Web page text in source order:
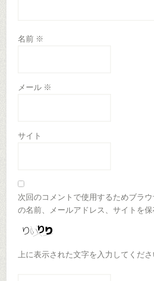
名前 ※
メール ※
サイト
次回のコメントで使用するためブラ
の名前、メールアドレス、サイトを保
上に表示された文字を入力してくださ